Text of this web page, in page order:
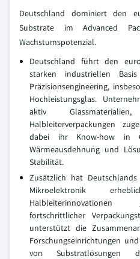
Deutschland dominiert den
Substrate im Advanced
Wachstumspotenzial.
Deutschland führt den
starken industriellen
Präzisionsengineering,
Hochleistungsglas.
aktiv
Halbleiterverpackungen
dabei ihr Know-how in
Wärmeausdehnung und
Stabilität.
Zusätzlich hat
Mikroelektronik
Halbleiterinnovationen
fortschrittlicher
unterstützt die
Forschungseinrichtungen
von Substratlösungen